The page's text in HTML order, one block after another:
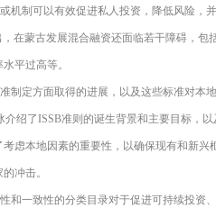
机制可以有效促进私人投资，降低风险，
，在蒙古发展混合融资还面临若干障碍，包
平过高等。
制定方面取得的进展，以及这些标准对本
介绍了ISSB准则的诞生背景和主要目标，以
虑本地因素的重要性，以确保现有和新兴
冲击。
和一致性的分类目录对于促进可持续投资